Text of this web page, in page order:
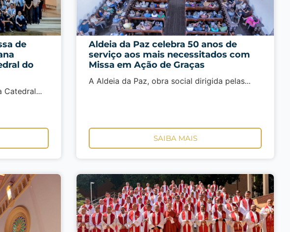
de
do
Catedral...
Aldeia da Paz celebra 50 anos de
serviço aos mais necessitados com
Missa em Ação de Graças
A Aldeia da Paz, obra social dirigida pelas...
SAIBA MAIS